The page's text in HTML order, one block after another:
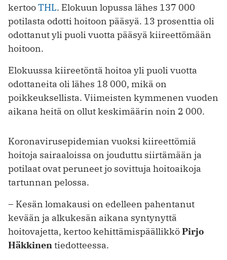
kertooTHL. Elokuun lopussa lähes 137 000
potilasta odotti hoitoon pääsyä. 13 prosenttia oli
odottanut yli puoli vuotta pääsyä kiireettömään
hoitoon.
Elokuussa kiireetöntä hoitoa yli puoli vuotta
odottaneita oli lähes 18 000, mikä on
poikkeuksellista. Viimeisten kymmenen vuoden
aikana heitä on ollut keskimäärin noin 2 000.
Koronavirusepidemian vuoksi kiireettömiä
hoitoja sairaaloissa on jouduttu siirtämään ja
potilaat ovat peruneet jo sovittuja hoitoaikoja
tartunnan pelossa.
– Kesän lomakausi on edelleen pahentanut
kevään ja alkukesän aikana syntynyttä
hoitovajetta, kertoo kehittämispäällikköPirjo
Häkkinentiedotteessa.